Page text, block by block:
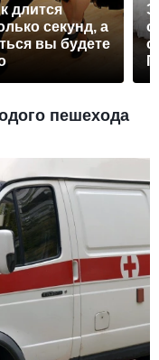
длится
секунд, а
вы будете
пешехода